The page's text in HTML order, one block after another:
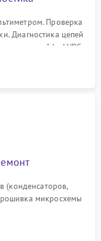
Проверка
Диагностика цепей
на шлейфе LVDS
(конденсаторов,
микросхемы
подсветки —
светодиодов.